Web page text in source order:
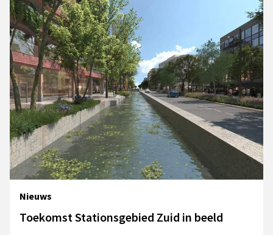
Nieuws
Toekomst Stationsgebied Zuid in beeld